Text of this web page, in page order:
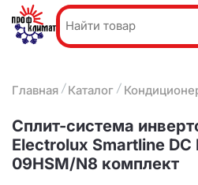
Акции и
О
Наши
Оплата и
Контакты
Главная Каталог
Сплит-система
Electrolux Smartline DC
09HSM/N8 комплект